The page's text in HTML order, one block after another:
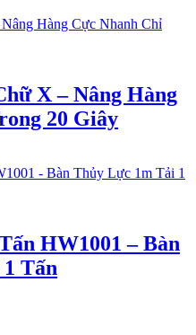
X – Nâng Hàng
20 Giây
HW1001 – Bàn
Tấn